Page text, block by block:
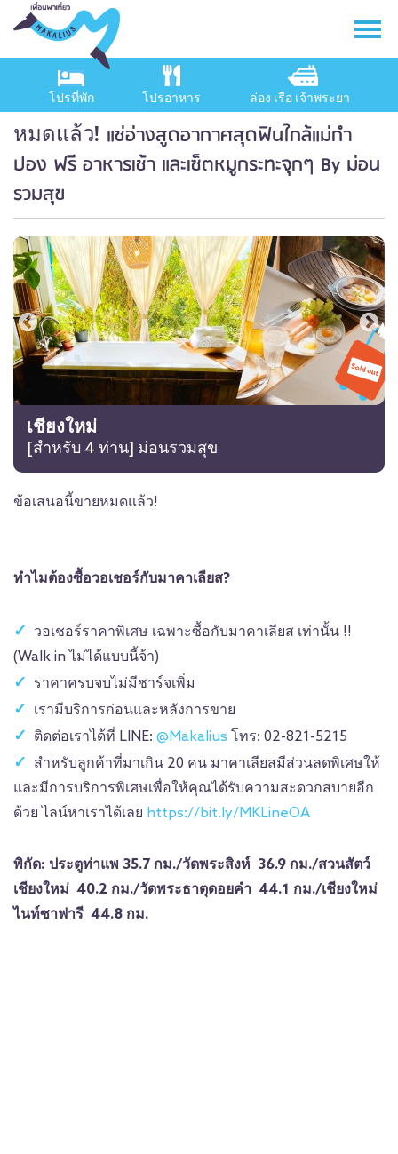
โปรที่พัก โปรอาหาร ล่อง เรือ เจ้าพระยา
หมดแล้ว! แช่อ่างสูดอากาศสุดฟินใกล้แม่กำ
ปอง ฟรี อาหารเช้า และเซ็ตหมูกระทะจุกๆ By ม่อน
รวมสุข
เชียงใหม่
[สำหรับ 4 ท่าน] ม่อนรวมสุข
ข้อเสนอนี้ขายหมดแล้ว!
ทำไมต้องซื้อวอเชอร์กับมาคาเลียส?
วอเชอร์ราคาพิเศษ เฉพาะซื้อกับมาคาเลียส เท่านั้น !!
(Walk in ไม่ได้แบบนี้จ้า)
ราคาครบจบไม่มีชาร์จเพิ่ม
เรามีบริการก่อนและหลังการขาย
ติดต่อเราได้ที่ LINE: @Makalius โทร: 02-821-5215
สำหรับลูกค้าที่มาเกิน 20 คน มาคาเลียสมีส่วนลดพิเศษให้
และมีการบริการพิเศษเพื่อให้คุณได้รับความสะดวกสบายอีก
ด้วย ไลน์หาเราได้เลย https://bit.ly/MKLineOA
พิกัด: ประตูท่าแพ 35.7 กม./วัดพระสิงห์ 36.9 กม./สวนสัตว์
เชียงใหม่ 40.2 กม./วัดพระธาตุดอยคำ 44.1 กม./เชียงใหม่
ไนท์ซาฟารี 44.8 กม.